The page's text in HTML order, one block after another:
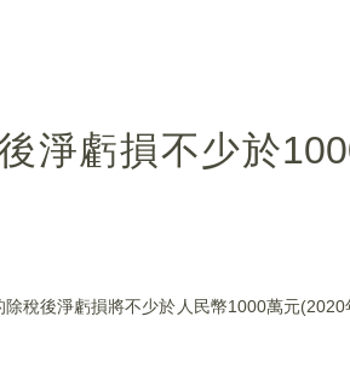
淨虧損不少於
稅後淨虧損將不少於人民幣1000萬元